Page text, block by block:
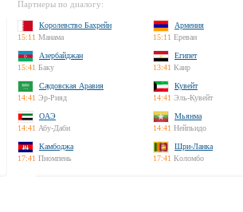
Партнеры по диалогу:
Королевство Бахрейн
15:11 Манама
Армения
15:11 Ереван
Азербайджан
15:41 Баку
Египет
13:41 Каир
Саудовская Аравия
14:41 Эр-Рияд
Кувейт
14:41 Эль-Кувейт
ОАЭ
14:41 Абу-Даби
Мьянма
14:41 Нейпьидо
Камбоджа
17:41 Пномпень
Шри-Ланка
17:41 Коломбо